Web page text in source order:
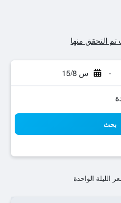
- س 15/8
بحث
الواحدة